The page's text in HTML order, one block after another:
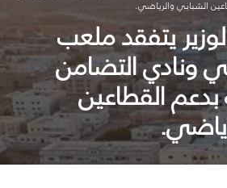
الشبابي والرياضي.
يتفقد ملعب
ونادي التضامن
بدعم القطاعين